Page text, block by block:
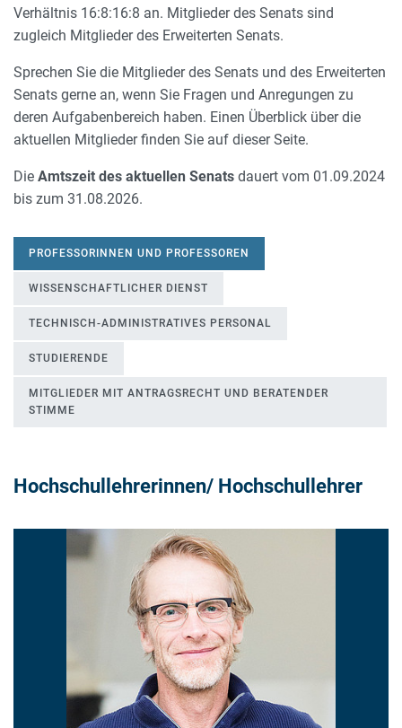
Verhältnis 16:8:16:8 an. Mitglieder des Senats sind
zugleich Mitglieder des Erweiterten Senats.
Sprechen Sie die Mitglieder des Senats und des Erweiterten
Senats gerne an, wenn Sie Fragen und Anregungen zu
deren Aufgabenbereich haben. Einen Überblick über die
aktuellen Mitglieder finden Sie auf dieser Seite.
Die Amtszeit des aktuellen Senats dauert vom 01.09.2024
bis zum 31.08.2026.
PROFESSORINNEN UND PROFESSOREN
WISSENSCHAFTLICHER DIENST
TECHNISCH-ADMINISTRATIVES PERSONAL
STUDIERENDE
MITGLIEDER MIT ANTRAGSRECHT UND BERATENDER
STIMME
Hochschullehrerinnen/ Hochschullehrer